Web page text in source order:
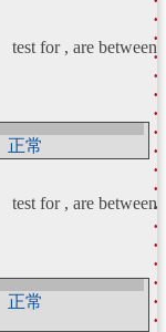
test for , are between
正常
test for , are between
正常